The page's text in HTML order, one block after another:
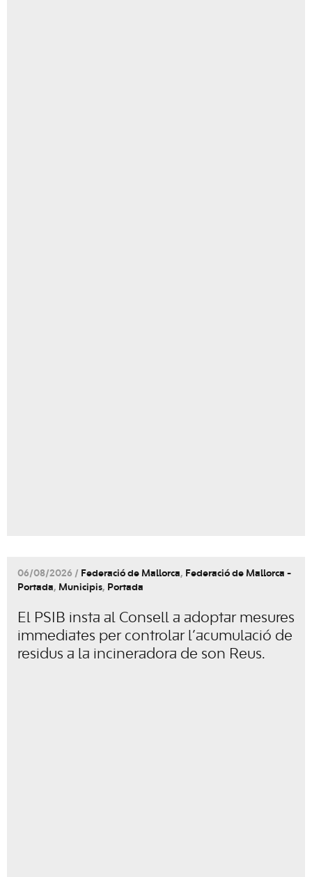
06/08/2026 / Federació de Mallorca, Federació de Mallorca -
Portada, Municipis, Portada
El PSIB insta al Consell a adoptar mesures
immediates per controlar l’acumulació de
residus a la incineradora de son Reus.